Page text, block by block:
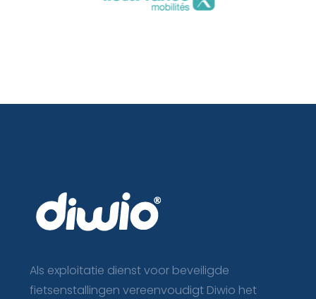
Als exploitatie dienst voor beveiligde
fietsenstallingen vereenvoudigt Diwio het